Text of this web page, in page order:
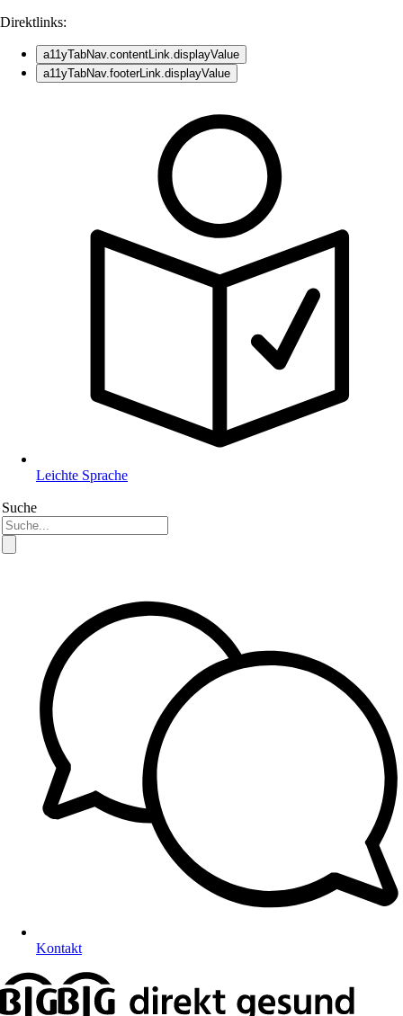
Direktlinks:
a11yTabNav.contentLink.displayValue
a11yTabNav.footerLink.displayValue
Leichte Sprache
Suche
Kontakt